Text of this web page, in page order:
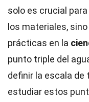
solo es crucial
los materiales,
prácticas en la
punto triple del
definir la escala de
estudiar estos